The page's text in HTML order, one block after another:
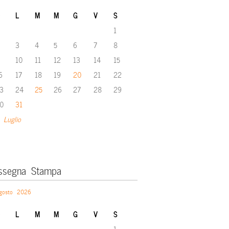
L M M G V S
Luglio
1
3 4 5 6 7
8
10 11 12 13 14
15
17 18 19 20 21
22
24 25 26 27 28
29
31
Stampa
2026
L M M G V S